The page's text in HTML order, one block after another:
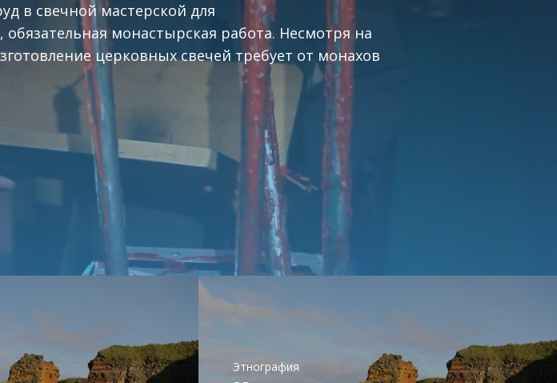
в свечной мастерской для
монастырская работа. Несмотря на
церковных свечей требует от монахов
Этнография